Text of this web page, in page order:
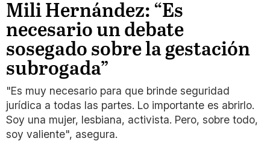
Mili Hernández: “Es
necesario un debate
sosegado sobre la gestación
subrogada”
"Es muy necesario para que brinde seguridad
jurídica a todas las partes. Lo importante es abrirlo.
Soy una mujer, lesbiana, activista. Pero, sobre todo,
soy valiente", asegura.